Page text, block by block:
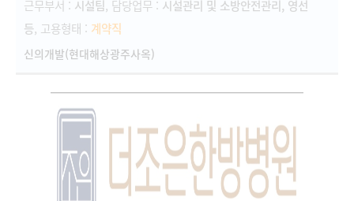
근무부서 : 시설팀, 담당업무 : 시설관리 및 소방안전관리, 영선
등, 고용형태 : 계약직
신의개발(현대해상광주사옥)